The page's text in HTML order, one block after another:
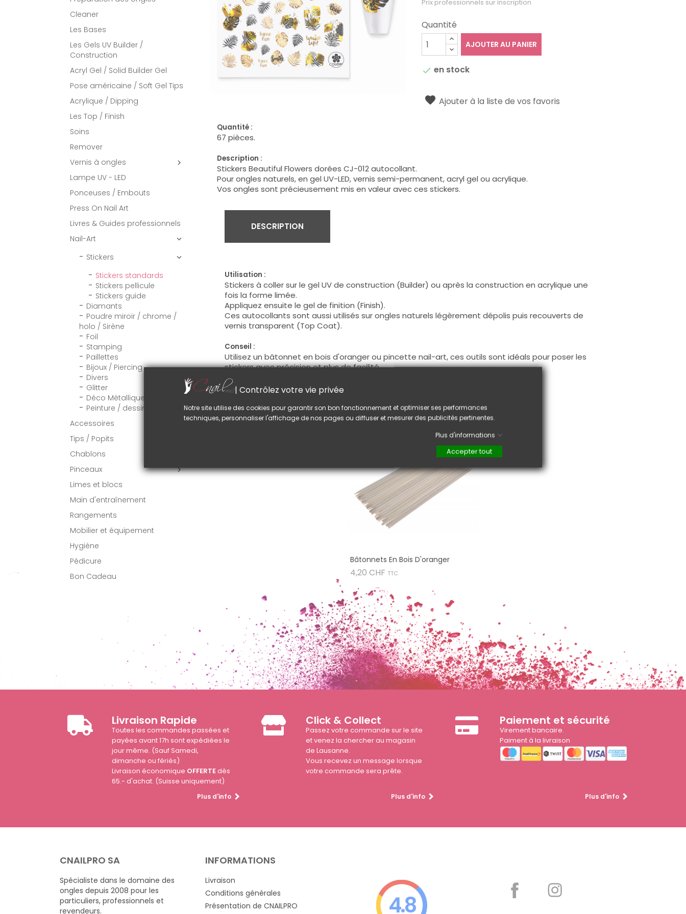
Cleaner
Les Bases
Les Gels UV Builder /
Construction
Acryl Gel / Solid Builder Gel
Pose américaine / Soft Gel Tips
Acrylique / Dipping
Les Top / Finish
Soins
Remover
Vernis à ongles

Lampe UV - LED
Ponceuses / Embouts
Press On Nail Art
Livres & Guides professionnels
Nail-Art

Stickers 
Stickers standards
Stickers pellicule
Stickers guide
Diamants
Poudre miroir / chrome /
holo / Sirène
Foil
Stamping
Paillettes
Bijoux / Piercing
Divers
Glitter
Déco Métallique
Peinture / dessin
Accessoires
Tips / Popits
Chablons
Pinceaux

Limes et blocs
Main d'entraînement
Rangements
Mobilier et équipement
Hygiène
Pédicure
Bon Cadeau
Prix professionnels sur inscription
Quantité
AJOUTER AU PANIER
 en stock
Ajouter à la liste de vos favoris
Quantité :
67 pièces.
Description :
Stickers Beautiful Flowers dorées CJ-012 autocollant.
Pour ongles naturels, en gel UV-LED, vernis semi-permanent, acryl gel ou acrylique.
Vos ongles sont précieusement mis en valeur avec ces stickers.
DESCRIPTION
Utilisation :
Stickers à coller sur le gel UV de construction (Builder) ou après la construction en acrylique une
fois la forme limée.
Appliquez ensuite le gel de finition (Finish).
Ces autocollants sont aussi utilisés sur ongles naturels légèrement dépolis puis recouverts de
vernis transparent (Top Coat).
Conseil :
Utilisez un bâtonnet en bois d'oranger ou pincette nail-art, ces outils sont idéals pour poser les
stickers avec précision et plus de facilité.
Bâtonnets En Bois D'oranger
4,20 CHF Prix
TTC
Livraison Rapide
Toutes les commandes passées et
payées avant 17h sont expédiées le
jour même. (Sauf Samedi,
dimanche ou fériés)
Livraison économique OFFERTEdès
65.- d'achat. (Suisse uniquement)
Plus d'info
Click & Collect
Passez votre commande sur le site
et venez la chercher au magasin
de Lausanne.
Vous recevez un message lorsque
votre commande sera prête.
Plus d'info
Paiement et sécurité
Virement bancaire.
Paiment à la livraison
Plus d'info
CNAILPRO SA
Spécialiste dans le domaine des
ongles depuis 2008 pour les
particuliers, professionnels et
revendeurs.
INFORMATIONS
Livraison
Conditions générales
Présentation de CNAILPRO
4.8
| Contrôlez votre vie privée
Notre site utilise des cookies pour garantir son bon fonctionnement et optimiser ses performances
techniques, personnaliser l'affichage de nos pages ou diffuser et mesurer des publicités pertinentes.
Plus d'informations
Accepter tout